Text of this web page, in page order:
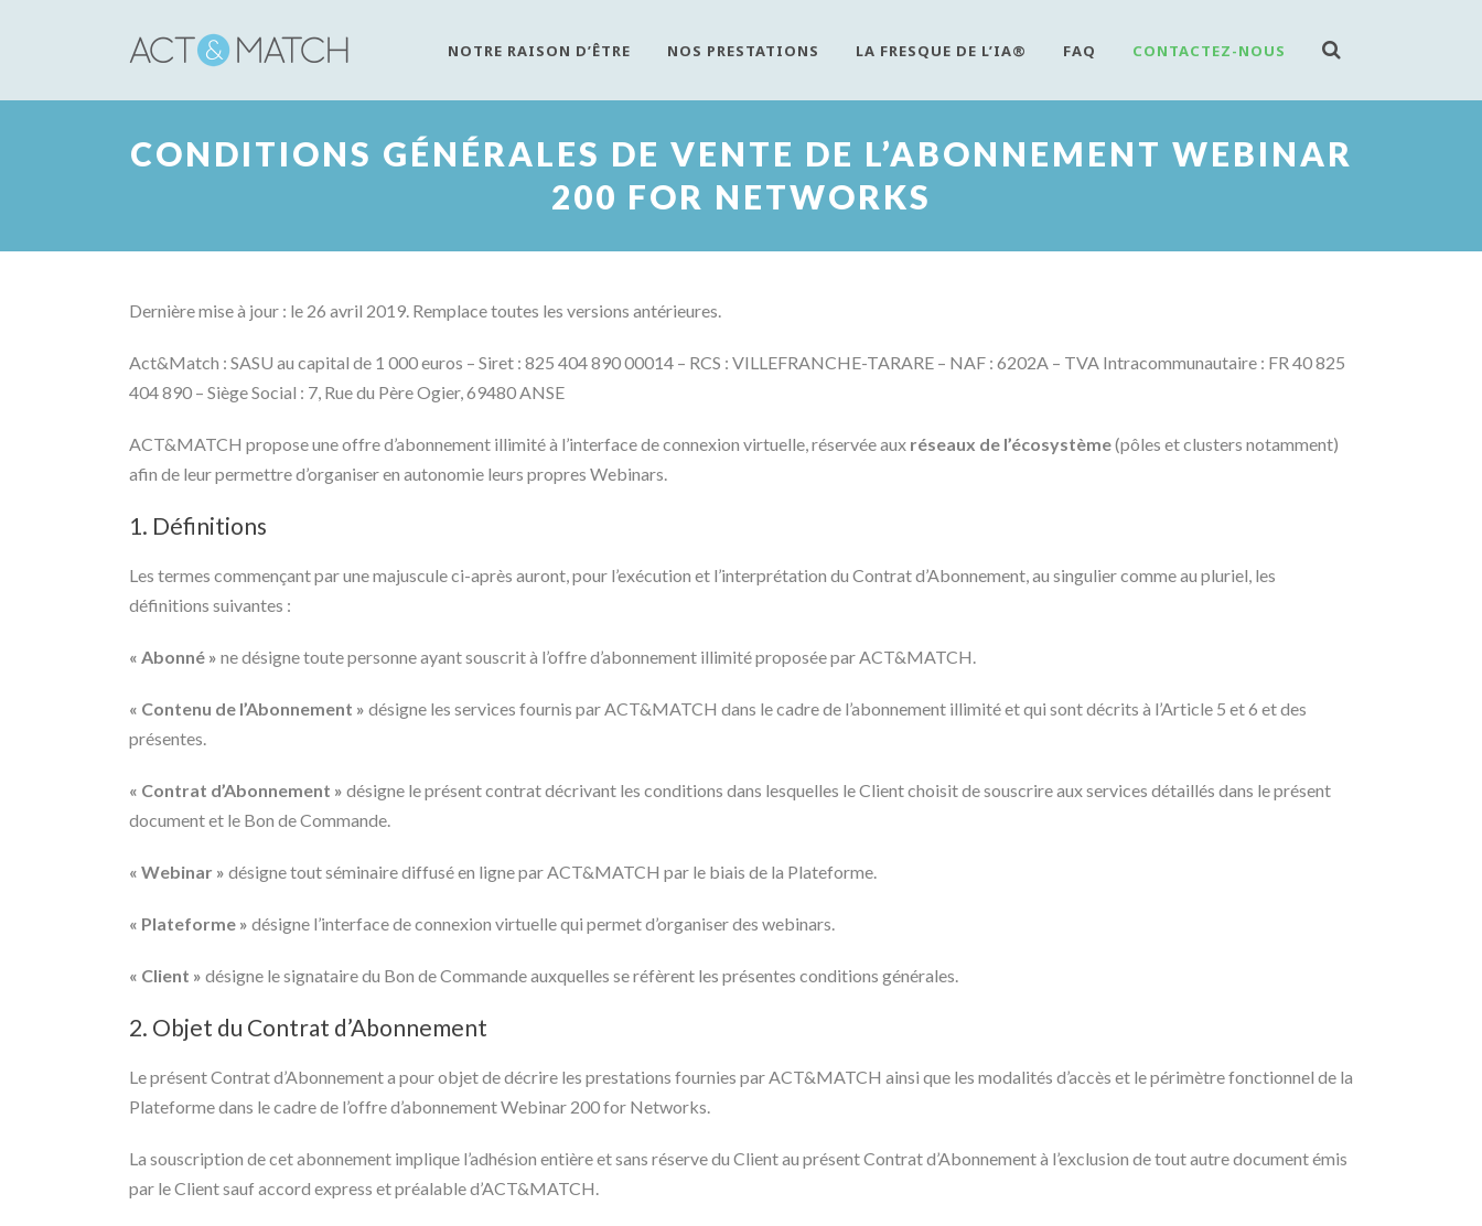
NOTRE RAISON D’ÊTRE NOS PRESTATIONS LA FRESQUE DE L’IA® FAQ CONTACTEZ-NOUS
CONDITIONS GÉNÉRALES DE VENTE DE L’ABONNEMENT WEBINAR
200 FOR NETWORKS
Dernière mise à jour : le 26 avril 2019. Remplace toutes les versions antérieures.
Act&Match : SASU au capital de 1 000 euros – Siret : 825 404 890 00014 – RCS : VILLEFRANCHE-TARARE – NAF : 6202A – TVA Intracommunautaire : FR 40 825
404 890 – Siège Social : 7, Rue du Père Ogier, 69480 ANSE
ACT&MATCH propose une offre d’abonnement illimité à l’interface de connexion virtuelle, réservée aux réseaux de l’écosystème(pôles et clusters notamment)
afin de leur permettre d’organiser en autonomie leurs propres Webinars.
1. Définitions
Les termes commençant par une majuscule ci-après auront, pour l’exécution et l’interprétation du Contrat d’Abonnement, au singulier comme au pluriel, les
définitions suivantes :
« Abonné » ne désigne toute personne ayant souscrit à l’offre d’abonnement illimité proposée par ACT&MATCH.
« Contenu de l’Abonnement » désigne les services fournis par ACT&MATCH dans le cadre de l’abonnement illimité et qui sont décrits à l’Article 5 et 6 et des
présentes.
« Contrat d’Abonnement » désigne le présent contrat décrivant les conditions dans lesquelles le Client choisit de souscrire aux services détaillés dans le présent
document et le Bon de Commande.
« Webinar » désigne tout séminaire diffusé en ligne par ACT&MATCH par le biais de la Plateforme.
« Plateforme » désigne l’interface de connexion virtuelle qui permet d’organiser des webinars.
« Client » désigne le signataire du Bon de Commande auxquelles se réfèrent les présentes conditions générales.
2. Objet du Contrat d’Abonnement
Le présent Contrat d’Abonnement a pour objet de décrire les prestations fournies par ACT&MATCH ainsi que les modalités d’accès et le périmètre fonctionnel de la
Plateforme dans le cadre de l’offre d’abonnement Webinar 200 for Networks.
La souscription de cet abonnement implique l’adhésion entière et sans réserve du Client au présent Contrat d’Abonnement à l’exclusion de tout autre document émis
par le Client sauf accord express et préalable d’ACT&MATCH.